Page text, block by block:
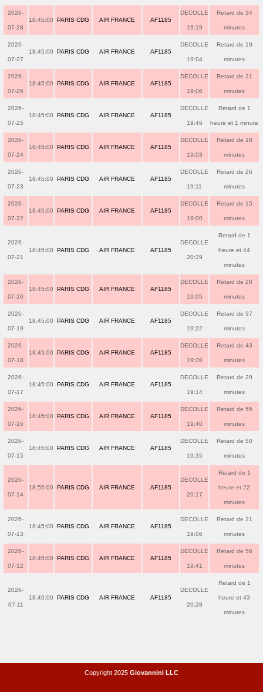
2026-
07-28
18:45:00 PARIS CDG AIR FRANCE AF1185
DECOLLE
19:19
Retard de 34
minutes
2026-
07-27
18:45:00 PARIS CDG AIR FRANCE AF1185
DECOLLE
19:04
Retard de 19
minutes
2026-
07-26
18:45:00 PARIS CDG AIR FRANCE AF1185
DECOLLE
19:06
Retard de 21
minutes
2026-
07-25
18:45:00 PARIS CDG AIR FRANCE AF1185
DECOLLE
19:46
Retard de 1
heure et 1 minute
2026-
07-24
18:45:00 PARIS CDG AIR FRANCE AF1185
DECOLLE
19:03
Retard de 18
minutes
2026-
07-23
18:45:00 PARIS CDG AIR FRANCE AF1185
DECOLLE
19:11
Retard de 26
minutes
2026-
07-22
18:45:00 PARIS CDG AIR FRANCE AF1185
DECOLLE
19:00
Retard de 15
minutes
2026-
07-21
18:45:00 PARIS CDG AIR FRANCE AF1185
DECOLLE
20:29
Retard de 1
heure et 44
minutes
2026-
07-20
18:45:00 PARIS CDG AIR FRANCE AF1185
DECOLLE
19:05
Retard de 20
minutes
2026-
07-19
18:45:00 PARIS CDG AIR FRANCE AF1185
DECOLLE
19:22
Retard de 37
minutes
2026-
07-18
18:45:00 PARIS CDG AIR FRANCE AF1185
DECOLLE
19:28
Retard de 43
minutes
2026-
07-17
18:45:00 PARIS CDG AIR FRANCE AF1185
DECOLLE
19:14
Retard de 29
minutes
2026-
07-16
18:45:00 PARIS CDG AIR FRANCE AF1185
DECOLLE
19:40
Retard de 55
minutes
2026-
07-15
18:45:00 PARIS CDG AIR FRANCE AF1185
DECOLLE
19:35
Retard de 50
minutes
2026-
07-14
18:55:00 PARIS CDG AIR FRANCE AF1185
DECOLLE
20:17
Retard de 1
heure et 22
minutes
2026-
07-13
18:45:00 PARIS CDG AIR FRANCE AF1185
DECOLLE
19:06
Retard de 21
minutes
2026-
07-12
18:45:00 PARIS CDG AIR FRANCE AF1185
DECOLLE
19:41
Retard de 56
minutes
2026-
07-11
18:45:00 PARIS CDG AIR FRANCE AF1185
DECOLLE
20:28
Retard de 1
heure et 43
minutes
Copyright 2025 Giovannini LLC